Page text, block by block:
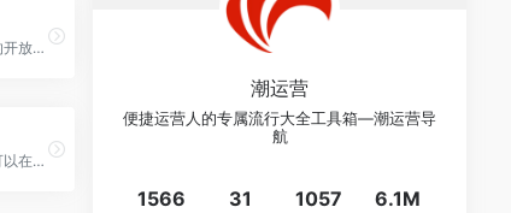
微信小程序是一种新的开放能力，开发者可以快速地开发一个小程序。小程序可以在微信内被便捷地获取和传播，同时具有出色的使用体验。
创作社区，任何人均可以在其上进行创作，互相交流。
潮运营
便捷运营人的专属流行大全工具箱—潮运营导
航
1566 31 1057 6.1M